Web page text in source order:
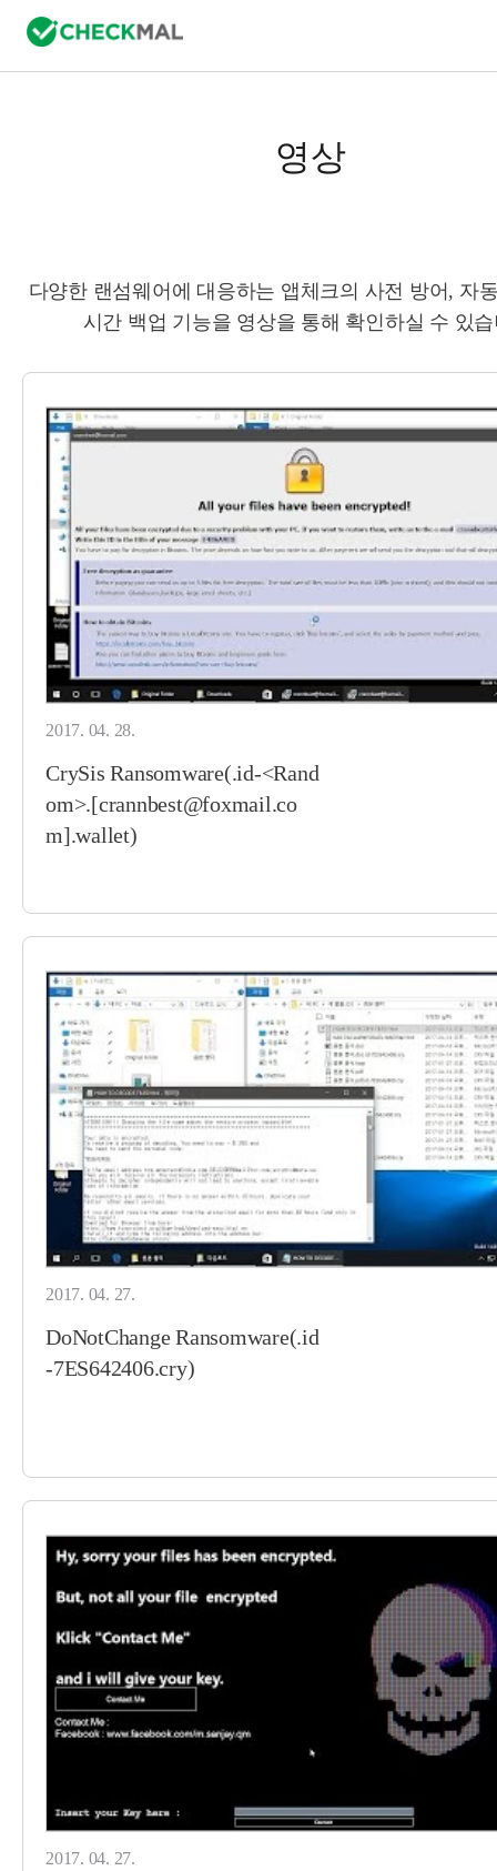
영상
다양한 랜섬웨어에 대응하는 앱체크의 사전 방어, 자
시간 백업 기능을 영상을 통해 확인하실 수 있
2017. 04. 28.
CrySis Ransomware(.id-<Rand
om>.[crannbest@foxmail.co
m].wallet)
2017. 04. 27.
DoNotChange Ransomware(.id
-7ES642406.cry)
2017. 04. 27.